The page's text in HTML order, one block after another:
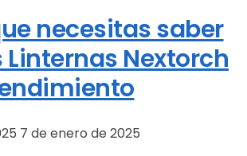
necesitas saber
Linternas Nextorch
7 de enero de 2025